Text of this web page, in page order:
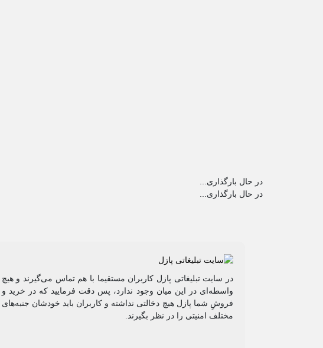
در حال بارگذاری...
در حال بارگذاری...
در سایت تبلیغاتی پازل کاربران مستقیما با هم تماس می‌گیرند و هیچ
واسطه‌ای در این میان وجود ندارد، پس دقت فرمایید که در خرید و
فروشِ شما پازل هیچ دخالتی نداشته و کاربران باید خودشان جنبه‌های
مختلف امنیتی را در نظر بگیرند.